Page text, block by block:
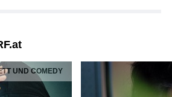
UND COMEDY